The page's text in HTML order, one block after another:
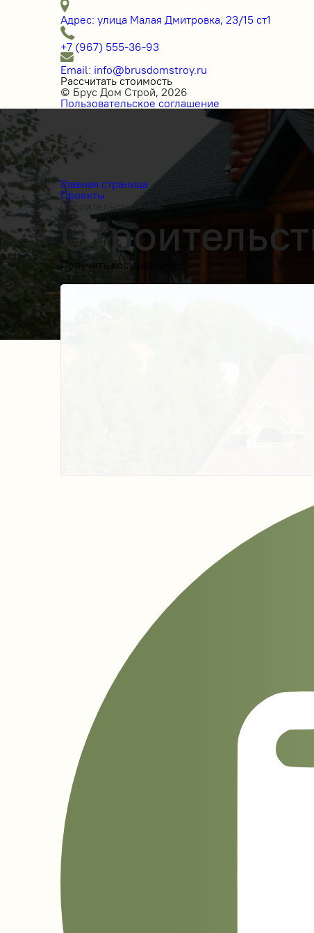
Адрес: улица Малая Дмитровка, 23/15 ст1
+7 (967) 555-36-93
Email: info@brusdomstroy.ru
Рассчитать стоимость
© Брус Дом Строй, 2026
Пользовательское соглашение
Главная страница
Проекты
Строительство бань
Получить косультацию